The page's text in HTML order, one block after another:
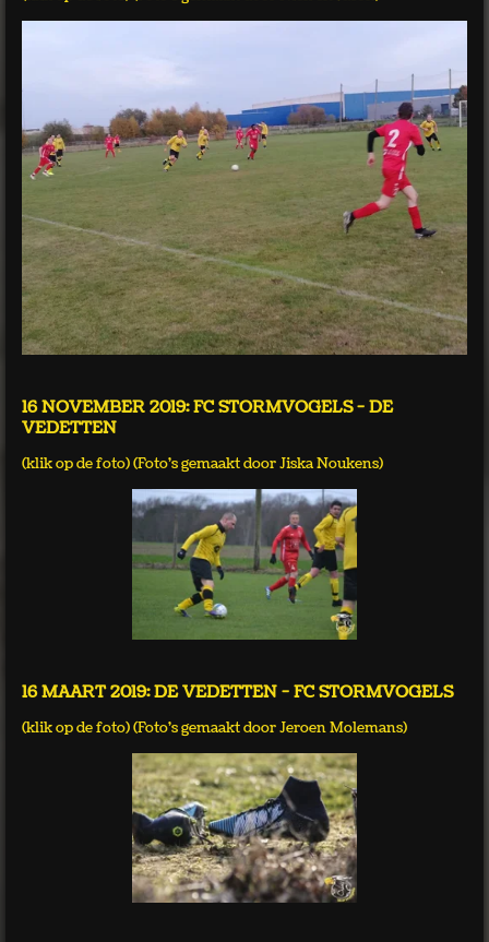
16 NOVEMBER 2019: FC STORMVOGELS - DE
VEDETTEN
(klik op de foto) (Foto's gemaakt door Jiska Noukens)
16 MAART 2019: DE VEDETTEN - FC STORMVOGELS
(klik op de foto) (Foto's gemaakt door Jeroen Molemans)